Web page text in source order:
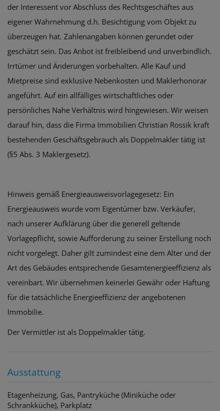
der Interessent vor Abschluss des Rechtsgeschäftes aus
eigener Wahrnehmung d.h. Besichtigung vom Objekt zu
überzeugen hat. Zahlenangaben können gerundet oder
geschätzt sein. Das Anbot ist freibleibend und unverbindlich.
Irrtümer und Änderungen vorbehalten. Alle Kauf und
Mietpreise sind exklusive Nebenkosten und Maklerhonorar
angeführt. Auf ein allfälliges wirtschaftliches oder
persönliches Nahe Verhältnis wird hingewiesen. Wir weisen
darauf hin, dass die Firma Immobilien Christian Rossik kraft
bestehenden Geschäftsgebrauch als Doppelmakler tätig ist
(§5 Abs. 3 Maklergesetz).
Hinweis gemäß Energieausweisvorlagegesetz: Ein
Energieausweis wurde vom Eigentümer bzw. Verkäufer,
nach unserer Aufklärung über die generell geltende
Vorlagepflicht, sowie Aufforderung zu seiner Erstellung noch
nicht vorgelegt. Daher gilt zumindest eine dem Alter und der
Art des Gebäudes entsprechende Gesamtenergieeffizienz als
vereinbart. Wir übernehmen keinerlei Gewähr oder Haftung
für die tatsächliche Energieeffizienz der angebotenen
Immobilie.
Der Vermittler ist als Doppelmakler tätig.
Ausstattung
Etagenheizung Gas Pantryküche (Miniküche oder
Schrankküche) Parkplatz